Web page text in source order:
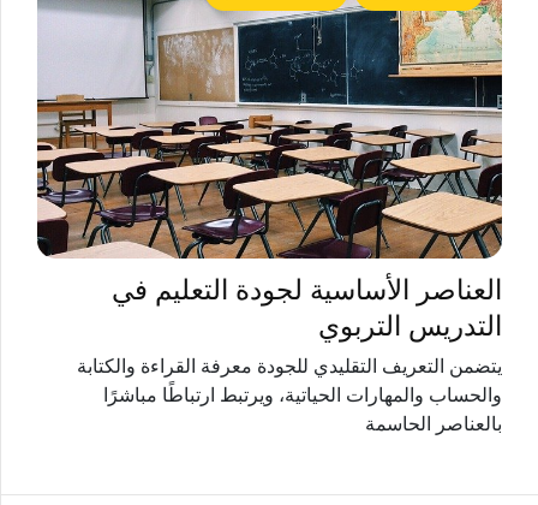
العناصر الأساسية لجودة التعليم في
التدريس التربوي
يتضمن التعريف التقليدي للجودة معرفة القراءة والكتابة
والحساب والمهارات الحياتية، ويرتبط ارتباطًا مباشرًا
بالعناصر الحاسمة